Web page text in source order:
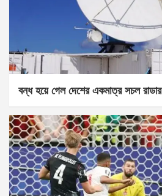
বন্ধ হয়ে গেল দেশের একমাত্র সচল রাডার